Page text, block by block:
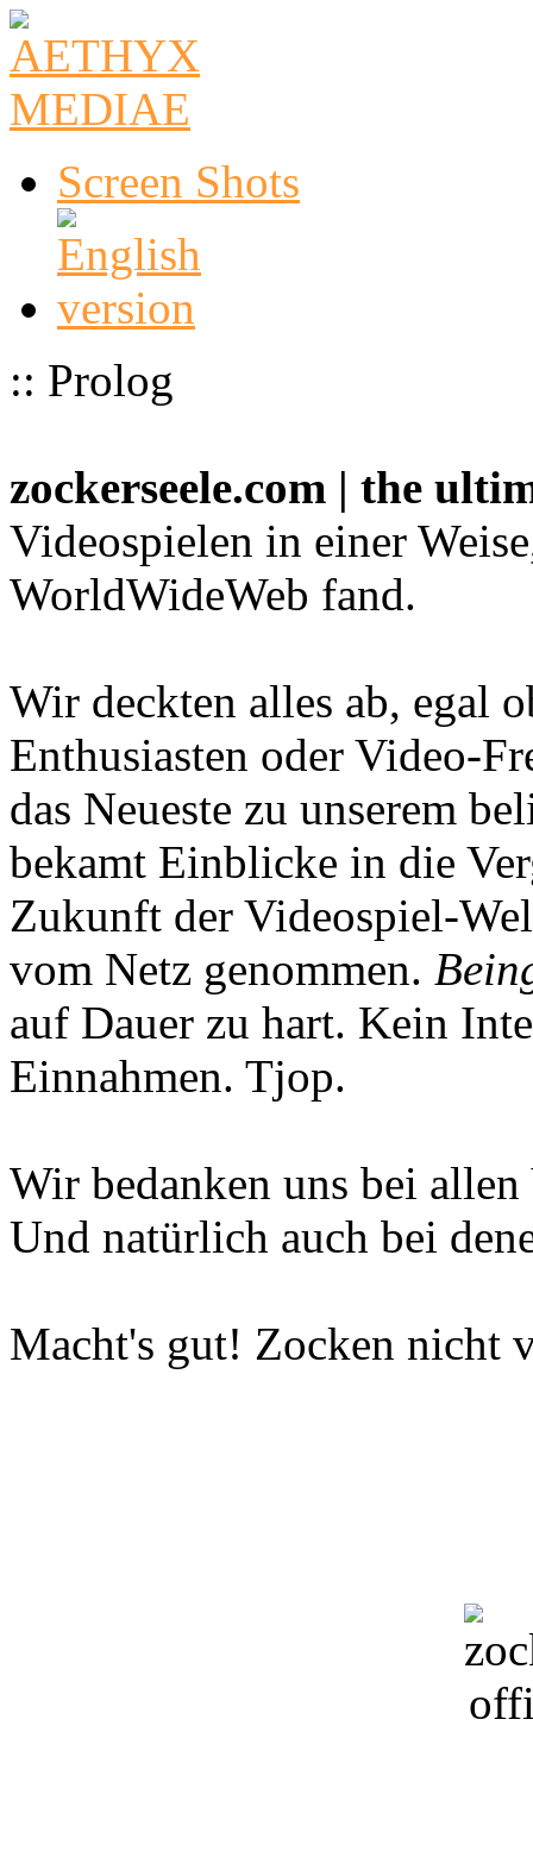
Screen Shots
:: Prolog
zockerseele.com | the
Videospielen in einer
WorldWideWeb fand.
Wir deckten alles ab, egal
Enthusiasten oder Video-
das Neueste zu unserem
bekamt Einblicke in die
Zukunft der Videospiel-
vom Netz genommen.
auf Dauer zu hart. Kein
Einnahmen. Tjop.
Wir bedanken uns bei
Und natürlich auch bei
Macht's gut! Zocken nicht